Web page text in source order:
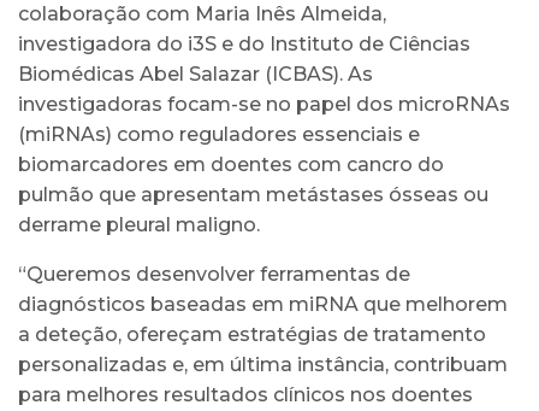
colaboração com Maria Inês Almeida,
investigadora do i3S e do Instituto de Ciências
Biomédicas Abel Salazar (ICBAS). As
investigadoras focam-se no papel dos microRNAs
(miRNAs) como reguladores essenciais e
biomarcadores em doentes com cancro do
pulmão que apresentam metástases ósseas ou
derrame pleural maligno.
“Queremos desenvolver ferramentas de
diagnósticos baseadas em miRNA que melhorem
a deteção, ofereçam estratégias de tratamento
personalizadas e, em última instância, contribuam
para melhores resultados clínicos nos doentes